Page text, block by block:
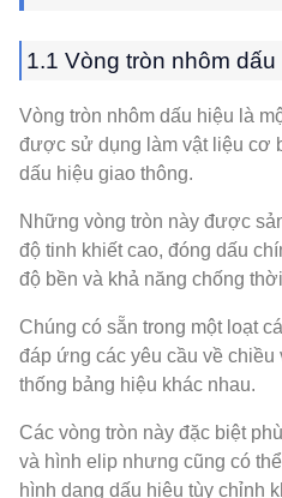
1.1 Vòng tròn nhôm
Vòng tròn nhôm dấu hiệu là
được sử dụng làm vật liệu cơ
dấu hiệu giao thông.
Những vòng tròn này được
độ tinh khiết cao, đóng dấu
độ bền và khả năng chống
Chúng có sẵn trong một loạt
đáp ứng các yêu cầu về chiều
thống bảng hiệu khác nhau.
Các vòng tròn này đặc biệt
và hình elip nhưng cũng có
hình dạng dấu hiệu tùy chỉnh